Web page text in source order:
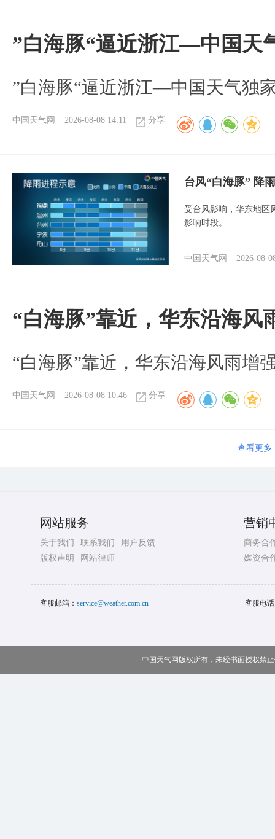
”白海豚“逼近浙江—中国天
​”白海豚“逼近浙江—中国天气独
中国天气网 2026-08-08 14:11 分享
台风“白海豚” 降
受台风影响，华东地区
影响时段。
中国天气网 2026-08-
“白海豚”靠近，华东沿海风
“白海豚”靠近，华东沿海风雨增
中国天气网 2026-08-08 10:46 分享
查看更多
网站服务
关于我们 联系我们
用户反馈
版权声明
网站律师
营销
商务合
媒资合
客服邮箱： service@weather.com.cn 客服电
中国天气网版权所有，未经书面授权